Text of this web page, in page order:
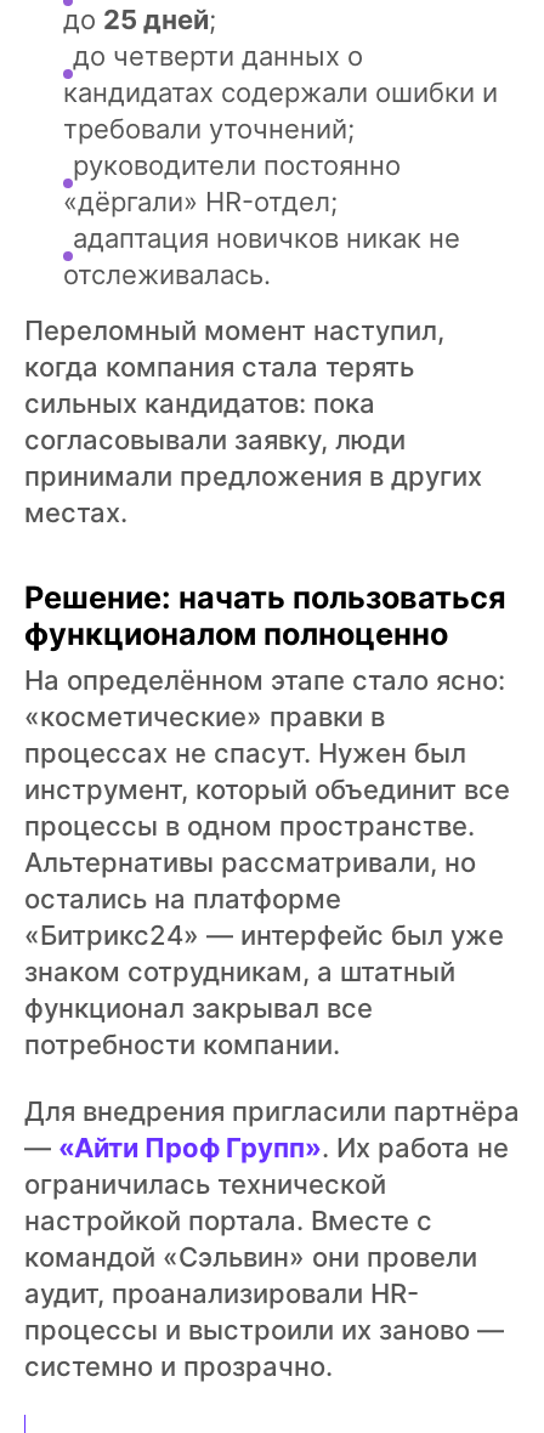
до 25 дней;
до четверти данных о
кандидатах содержали ошибки и
требовали уточнений;
руководители постоянно
«дёргали» HR-отдел;
адаптация новичков никак не
отслеживалась.
Переломный момент наступил,
когда компания стала терять
сильных кандидатов: пока
согласовывали заявку, люди
принимали предложения в других
местах.
Решение: начать пользоваться
функционалом полноценно
На определённом этапе стало ясно:
«косметические» правки в
процессах не спасут. Нужен был
инструмент, который объединит все
процессы в одном пространстве.
Альтернативы рассматривали, но
остались на платформе
«Битрикс24» — интерфейс был уже
знаком сотрудникам, а штатный
функционал закрывал все
потребности компании.
Для внедрения пригласили партнёра
— «Айти Проф Групп». Их работа не
ограничилась технической
настройкой портала. Вместе с
командой «Сэльвин» они провели
аудит, проанализировали HR-
процессы и выстроили их заново —
системно и прозрачно.